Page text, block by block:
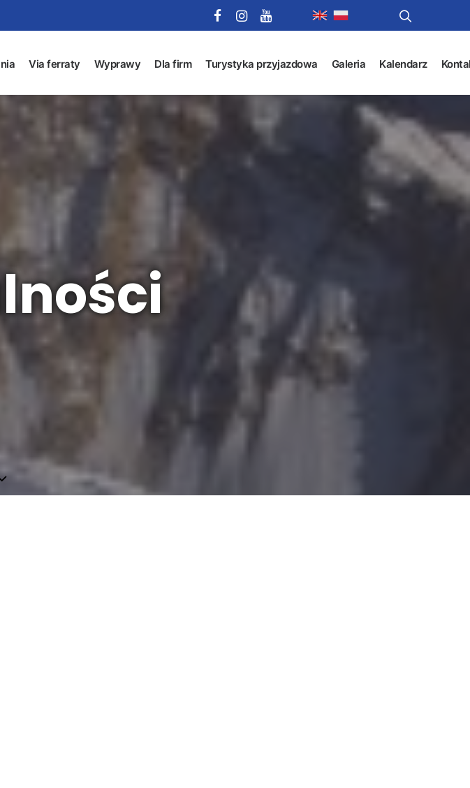
Via ferraty Wyprawy Dla firm Turystyka przyjazdowa Galeria Kalendarz